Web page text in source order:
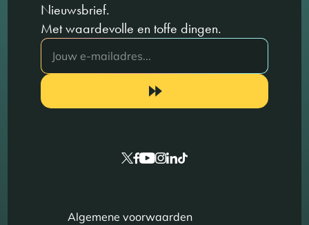
Nieuwsbrief.
Met waardevolle en toffe dingen.
Algemene voorwaarden